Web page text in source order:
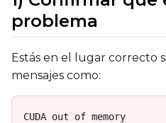
problema
Estás en el lugar correcto
mensajes como:
CUDA out of memory